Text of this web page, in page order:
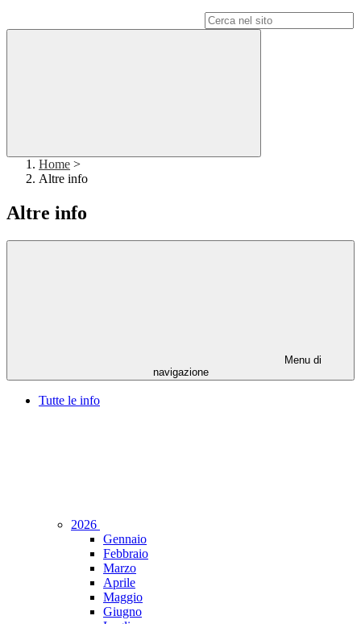
Home >
Altre info
Altre info
Menu di
navigazione
Tutte le info
2026
Gennaio
Febbraio
Marzo
Aprile
Maggio
Giugno